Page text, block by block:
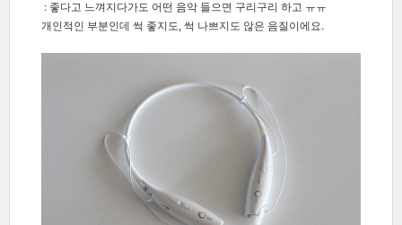
: 좋다고 느껴지다가도 어떤 음악 들으면 구리구리 하고 ㅠㅠ
개인적인 부분인데 썩 좋지도, 썩 나쁘지도 않은 음질이에요.